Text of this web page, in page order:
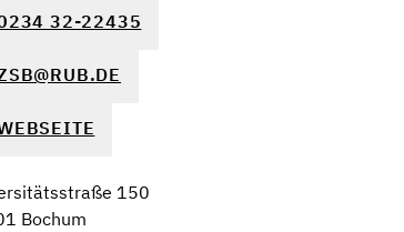
32-22435
150
Bochum